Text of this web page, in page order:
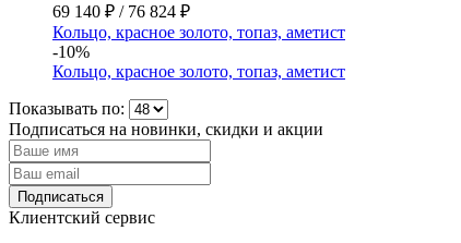
69 140 ₽ / 76 824 ₽
Кольцо, красное золото, топаз, аметист
-10%
Кольцо, красное золото, топаз, аметист
Показывать по:
Подписаться на новинки, скидки и акции
Подписаться
Клиентский сервис